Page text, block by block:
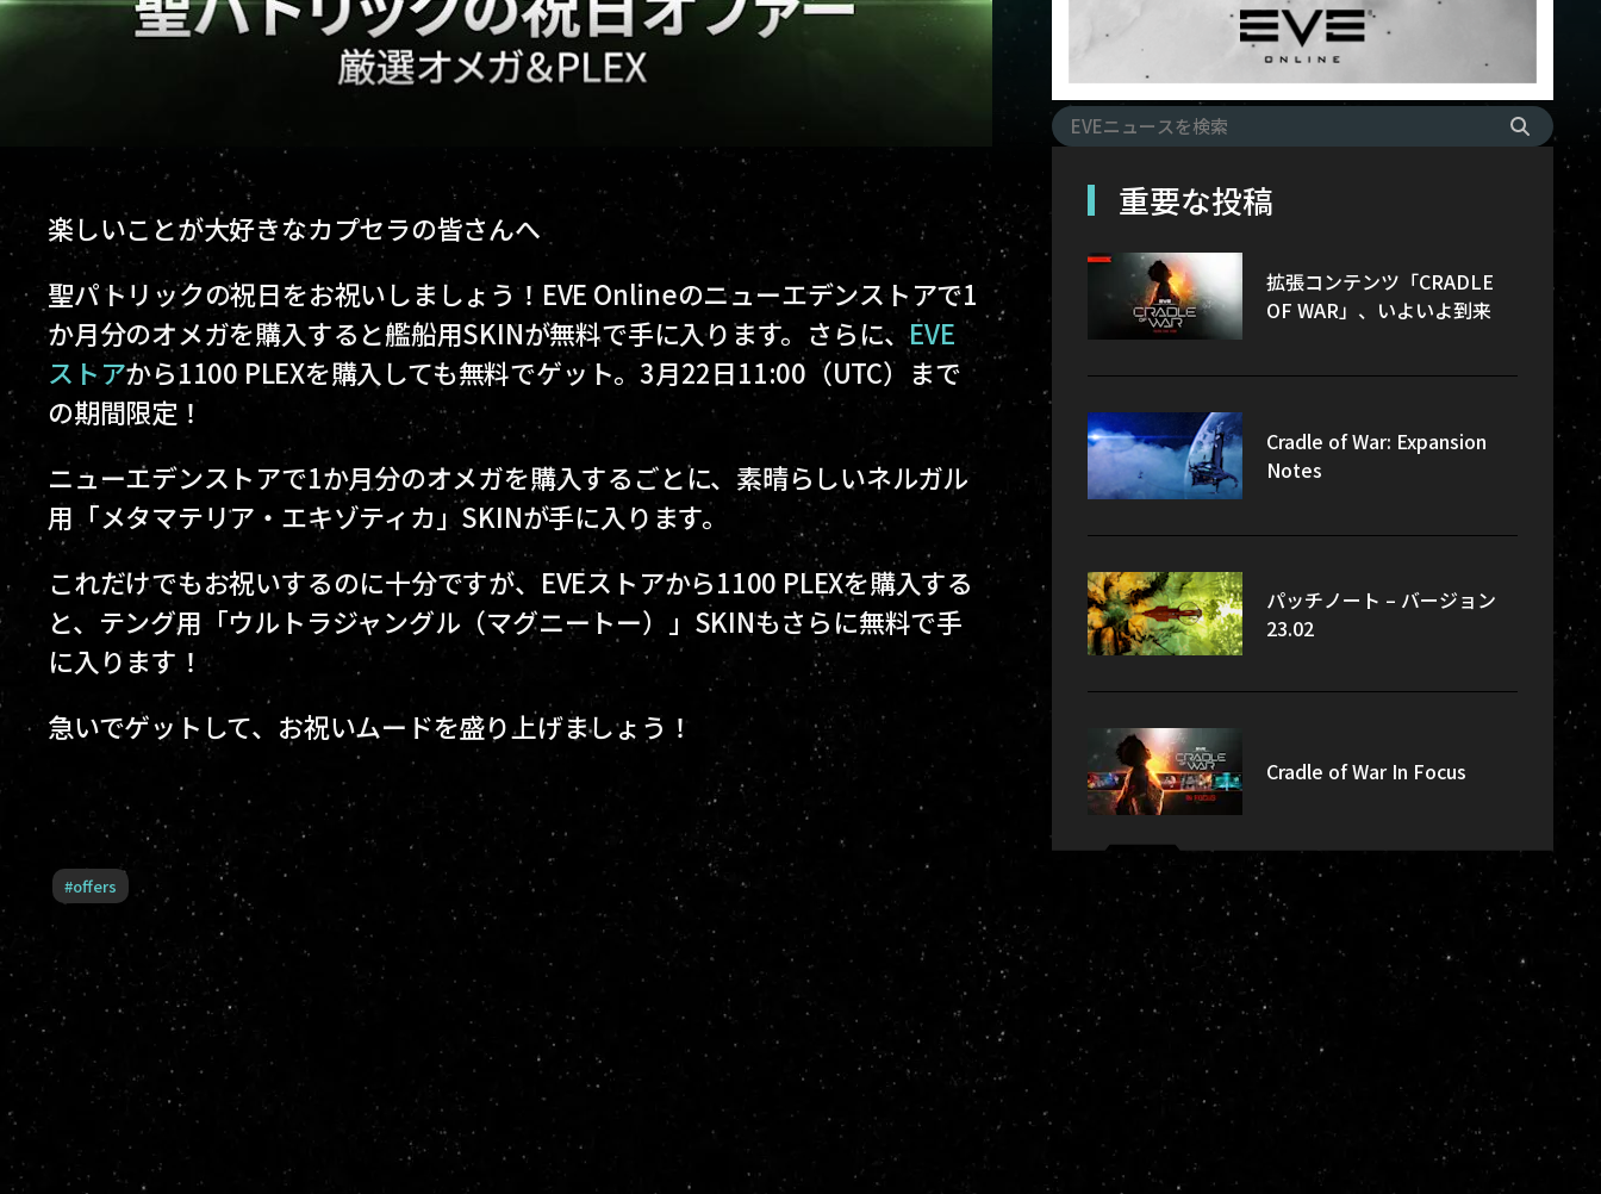
楽しいことが大好きなカプセラの皆さんへ
聖パトリックの祝日をお祝いしましょう！EVE Onlineのニューエデンストアで1
か月分のオメガを購入すると艦船用SKINが無料で手に入ります。さらに、EVE
ストアから1100 PLEXを購入しても無料でゲット。3月22日11:00（UTC）まで
の期間限定！
ニューエデンストアで1か月分のオメガを購入するごとに、素晴らしいネルガル
用「メタマテリア・エキゾティカ」SKINが手に入ります。
これだけでもお祝いするのに十分ですが、EVEストアから1100 PLEXを購入する
と、テング用「ウルトラジャングル（マグニートー）」SKINもさらに無料で手
に入ります！
急いでゲットして、お祝いムードを盛り上げましょう！
#offers
重要な投稿
拡張コンテンツ「CRADLE
OF WAR」、いよいよ到来
Cradle of War: Expansion
Notes
パッチノート – バージョン
23.02
Cradle of War In Focus